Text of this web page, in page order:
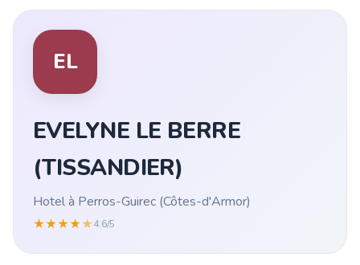
EL
EVELYNE LE BERRE
(TISSANDIER)
Hotel à Perros-Guirec (Côtes-d'Armor)
★★★★★4.6/5